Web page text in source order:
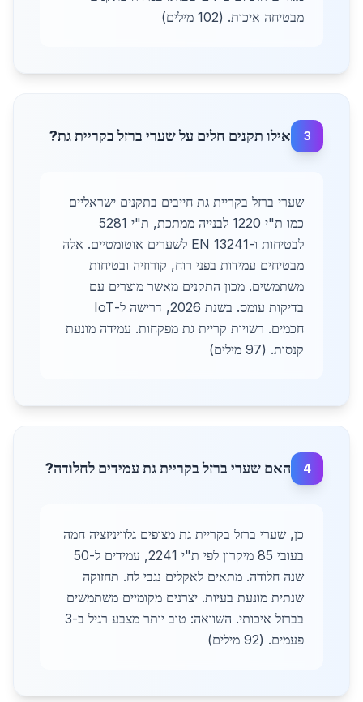
מבטיחה איכות. (102 מילים)
3 אילו תקנים חלים על שערי ברזל בקריית גת?
שערי ברזל בקריית גת חייבים בתקנים ישראליים
כמו ת"י 1220 לבנייה ממתכת, ת"י 5281
לבטיחות ו-EN 13241 לשערים אוטומטיים. אלה
מבטיחים עמידות בפני רוח, קורוזיה ובטיחות
משתמשים. מכון התקנים מאשר מוצרים עם
בדיקות עומס. בשנת 2026, דרישה ל-IoT
חכמים. רשויות קריית גת מפקחות. עמידה מונעת
קנסות. (97 מילים)
4 האם שערי ברזל בקריית גת עמידים לחלודה?
כן, שערי ברזל בקריית גת מצופים גלוויניזציה חמה
בעובי 85 מיקרון לפי ת"י 2241, עמידים ל-50
שנה חלודה. מתאים לאקלים נגבי לח. תחזוקה
שנתית מונעת בעיות. יצרנים מקומיים משתמשים
בברזל איכותי. השוואה: טוב יותר מצבע רגיל ב-3
פעמים. (92 מילים)